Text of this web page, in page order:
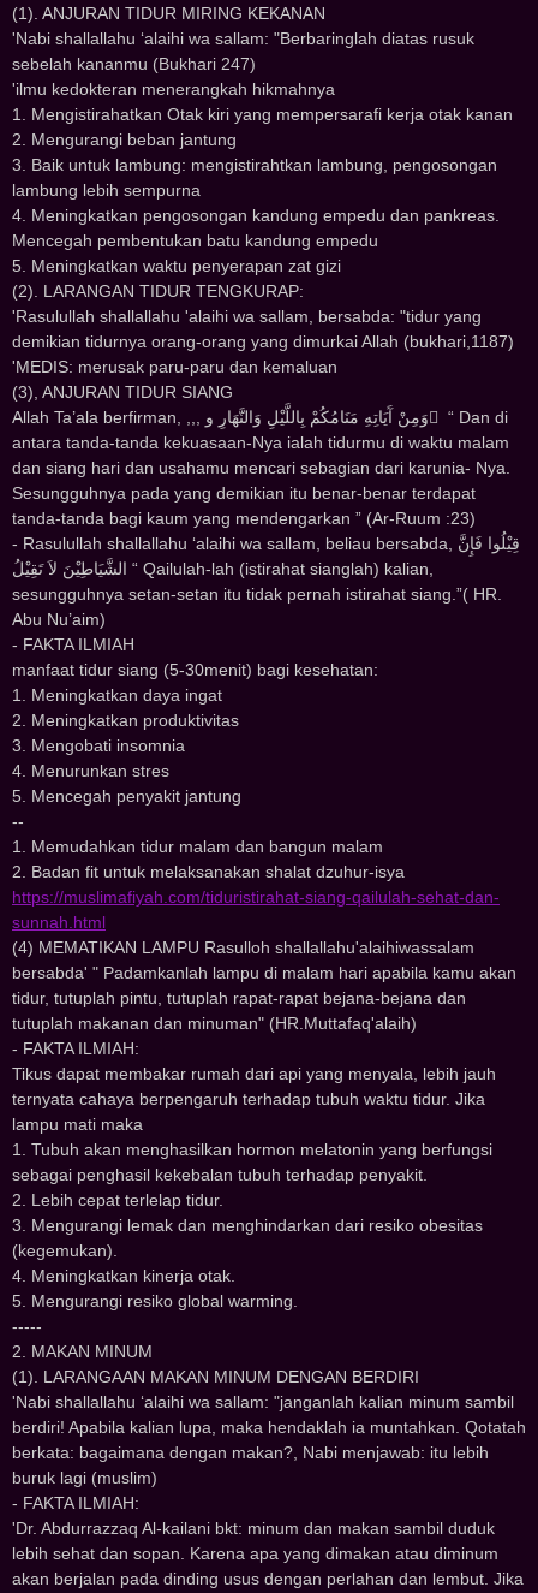
(1). ANJURAN TIDUR MIRING KEKANAN
'Nabi shallallahu ‘alaihi wa sallam: "Berbaringlah diatas rusuk
sebelah kananmu (Bukhari 247)
'ilmu kedokteran menerangkah hikmahnya
1. Mengistirahatkan Otak kiri yang mempersarafi kerja otak kanan
2. Mengurangi beban jantung
3. Baik untuk lambung: mengistirahtkan lambung, pengosongan
lambung lebih sempurna
4. Meningkatkan pengosongan kandung empedu dan pankreas.
Mencegah pembentukan batu kandung empedu
5. Meningkatkan waktu penyerapan zat gizi
(2). LARANGAN TIDUR TENGKURAP:
'Rasulullah shallallahu 'alaihi wa sallam, bersabda: "tidur yang
demikian tidurnya orang-orang yang dimurkai Allah (bukhari,1187)
'MEDIS: merusak paru-paru dan kemaluan
(3), ANJURAN TIDUR SIANG
Allah Ta’ala berfirman, ,,, ﻭَﻣِﻦْ ﺁَﻳَﺎﺗِﻪِ ﻣَﻨَﺎﻣُﻜُﻢْ ﺑِﺎﻟﻠَّﻴْﻞِ ﻭَﺍﻟﻨَّﻬَﺎﺭِ ﻭ َ “ Dan di
antara tanda-tanda kekuasaan-Nya ialah tidurmu di waktu malam
dan siang hari dan usahamu mencari sebagian dari karunia- Nya.
Sesungguhnya pada yang demikian itu benar-benar terdapat
tanda-tanda bagi kaum yang mendengarkan ” (Ar-Ruum :23)
- Rasulullah shallallahu ‘alaihi wa sallam, beliau bersabda, ﻗِﻴْﻠُﻮﺍ ﻓَﺈِﻥَّ
ﺍﻟﺸَّﻴَﺎﻃِﻴْﻦَ ﻻَ ﺗَﻘِﻴْﻞُ “ Qailulah-lah (istirahat sianglah) kalian,
sesungguhnya setan-setan itu tidak pernah istirahat siang.”( HR.
Abu Nu’aim)
- FAKTA ILMIAH
manfaat tidur siang (5-30menit) bagi kesehatan:
1. Meningkatkan daya ingat
2. Meningkatkan produktivitas
3. Mengobati insomnia
4. Menurunkan stres
5. Mencegah penyakit jantung
--
1. Memudahkan tidur malam dan bangun malam
2. Badan fit untuk melaksanakan shalat dzuhur-isya
https://muslimafiyah.com/tiduristirahat-siang-qailulah-sehat-dan-
sunnah.html
(4) MEMATIKAN LAMPU Rasulloh shallallahu'alaihiwassalam
bersabda' " Padamkanlah lampu di malam hari apabila kamu akan
tidur, tutuplah pintu, tutuplah rapat-rapat bejana-bejana dan
tutuplah makanan dan minuman" (HR.Muttafaq'alaih)
- FAKTA ILMIAH:
Tikus dapat membakar rumah dari api yang menyala, lebih jauh
ternyata cahaya berpengaruh terhadap tubuh waktu tidur. Jika
lampu mati maka
1. Tubuh akan menghasilkan hormon melatonin yang berfungsi
sebagai penghasil kekebalan tubuh terhadap penyakit.
2. Lebih cepat terlelap tidur.
3. Mengurangi lemak dan menghindarkan dari resiko obesitas
(kegemukan).
4. Meningkatkan kinerja otak.
5. Mengurangi resiko global warming.
-----
2. MAKAN MINUM
(1). LARANGAAN MAKAN MINUM DENGAN BERDIRI
'Nabi shallallahu ‘alaihi wa sallam: "janganlah kalian minum sambil
berdiri! Apabila kalian lupa, maka hendaklah ia muntahkan. Qotatah
berkata: bagaimana dengan makan?, Nabi menjawab: itu lebih
buruk lagi (muslim)
- FAKTA ILMIAH:
'Dr. Abdurrazzaq Al-kailani bkt: minum dan makan sambil duduk
lebih sehat dan sopan. Karena apa yang dimakan atau diminum
akan berjalan pada dinding usus dengan perlahan dan lembut. Jika